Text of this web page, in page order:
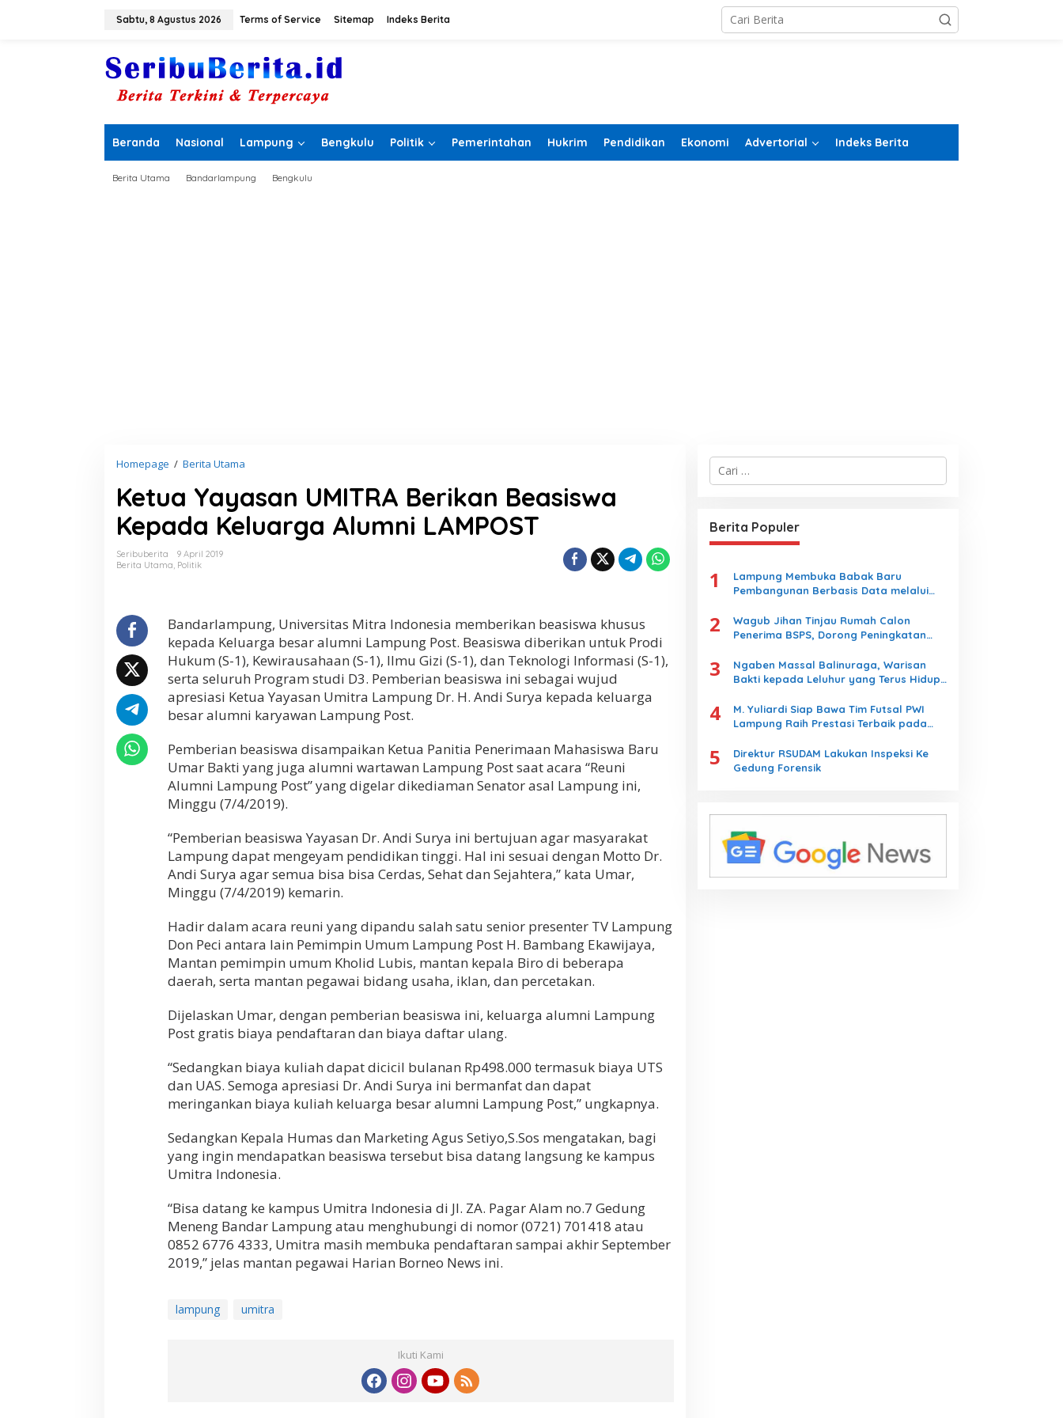
Sabtu, 8 Agustus 2026 Terms of Service Sitemap Indeks Berita
Beranda Nasional Lampung Bengkulu Politik Pemerintahan Hukrim Pendidikan Ekonomi Advertorial Indeks Berita
Berita Utama Bandarlampung Bengkulu
Homepage / Berita Utama
t
u
a
Y
n
M
I
T
R
A
B
r
k
a
n
e
s
i
s
K
e
p
a
d
K
e
u
a
r
g
A
l
u
m
i
L
A
M
P
T
Ketua Yayasan UMITRA Berikan Beasiswa
Kepada Keluarga Alumni LAMPOST
Seribuberita
9 April 2019
Berita Utama, Politik
Bandarlampung, Universitas Mitra Indonesia memberikan beasiswa khusus
kepada Keluarga besar alumni Lampung Post. Beasiswa diberikan untuk Prodi
Hukum (S-1), Kewirausahaan (S-1), Ilmu Gizi (S-1), dan Teknologi Informasi (S-1),
serta seluruh Program studi D3. Pemberian beasiswa ini sebagai wujud
apresiasi Ketua Yayasan Umitra Lampung Dr. H. Andi Surya kepada keluarga
besar alumni karyawan Lampung Post.
Pemberian beasiswa disampaikan Ketua Panitia Penerimaan Mahasiswa Baru
Umar Bakti yang juga alumni wartawan Lampung Post saat acara “Reuni
Alumni Lampung Post” yang digelar dikediaman Senator asal Lampung ini,
Minggu (7/4/2019).
“Pemberian beasiswa Yayasan Dr. Andi Surya ini bertujuan agar masyarakat
Lampung dapat mengeyam pendidikan tinggi. Hal ini sesuai dengan Motto Dr.
Andi Surya agar semua bisa bisa Cerdas, Sehat dan Sejahtera,” kata Umar,
Minggu (7/4/2019) kemarin.
Hadir dalam acara reuni yang dipandu salah satu senior presenter TV Lampung
Don Peci antara lain Pemimpin Umum Lampung Post H. Bambang Ekawijaya,
Mantan pemimpin umum Kholid Lubis, mantan kepala Biro di beberapa
daerah, serta mantan pegawai bidang usaha, iklan, dan percetakan.
Dijelaskan Umar, dengan pemberian beasiswa ini, keluarga alumni Lampung
Post gratis biaya pendaftaran dan biaya daftar ulang.
“Sedangkan biaya kuliah dapat dicicil bulanan Rp498.000 termasuk biaya UTS
dan UAS. Semoga apresiasi Dr. Andi Surya ini bermanfat dan dapat
meringankan biaya kuliah keluarga besar alumni Lampung Post,” ungkapnya.
Sedangkan Kepala Humas dan Marketing Agus Setiyo,S.Sos mengatakan, bagi
yang ingin mendapatkan beasiswa tersebut bisa datang langsung ke kampus
Umitra Indonesia.
“Bisa datang ke kampus Umitra Indonesia di Jl. ZA. Pagar Alam no.7 Gedung
Meneng Bandar Lampung atau menghubungi di nomor (0721) 701418 atau
0852 6776 4333, Umitra masih membuka pendaftaran sampai akhir September
2019,” jelas mantan pegawai Harian Borneo News ini.
lampung umitra
Ikuti Kami
C
u
n
t
k
Berita Populer
1
Lampung Membuka Babak Baru
Pembangunan Berbasis Data melalui
AI
2
Wagub Jihan Tinjau Rumah Calon
Penerima BSPS, Dorong Peningkatan
Aspirasi Masyarakat
3
Ngaben Massal Balinuraga, Warisan
Bakti kepada Leluhur yang Terus Hidup
4
M. Yuliardi Siap Bawa Tim Futsal PWI
Lampung Raih Prestasi Terbaik pada
5
Direktur RSUDAM Lakukan Inspeksi Ke
Gedung Forensik